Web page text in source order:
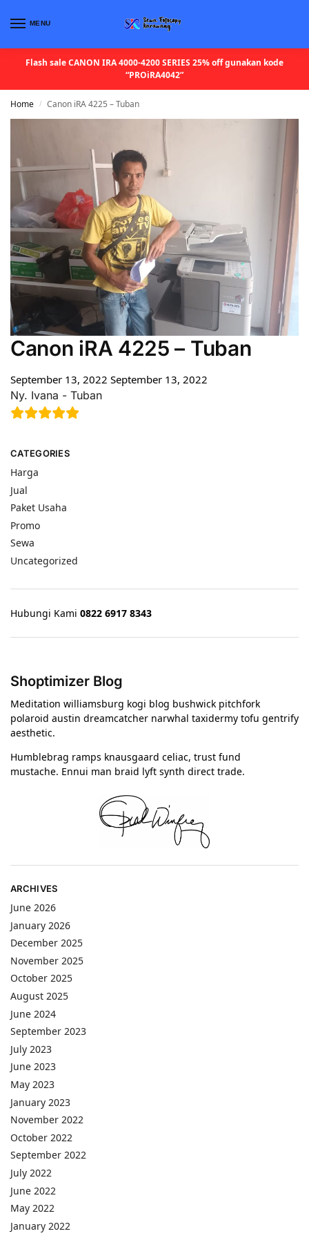
MENU
Flash sale CANON IRA 4000-4200 SERIES 25% off gunakan kode
“PROiRA4042”
Home / Canon iRA 4225 – Tuban
Canon iRA 4225 – Tuban
September 13, 2022 September 13, 2022
Ny. Ivana - Tuban
CATEGORIES
Harga
Jual
Paket Usaha
Promo
Sewa
Uncategorized
Hubungi Kami 0822 6917 8343
Shoptimizer Blog
Meditation williamsburg kogi blog bushwick pitchfork
polaroid austin dreamcatcher narwhal taxidermy tofu gentrify
aesthetic.
Humblebrag ramps knausgaard celiac, trust fund
mustache. Ennui man braid lyft synth direct trade.
ARCHIVES
June 2026
January 2026
December 2025
November 2025
October 2025
August 2025
June 2024
September 2023
July 2023
June 2023
May 2023
January 2023
November 2022
October 2022
September 2022
July 2022
June 2022
May 2022
January 2022